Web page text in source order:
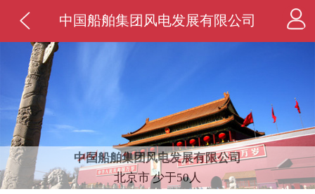
中国船舶集团风电发展有限公司
中国船舶集团风电发展有限公司
北京市 少于50人